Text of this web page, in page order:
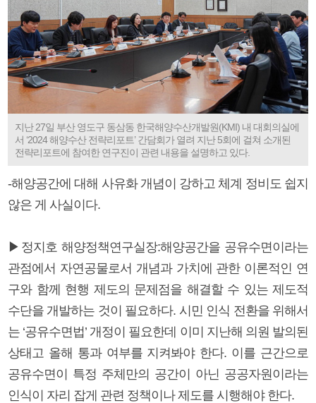
지난 27일 부산 영도구 동삼동 한국해양수산개발원(KMI) 내 대회의실에
서 ‘2024 해양수산 전략리포트’ 간담회가 열려 지난 5회에 걸쳐 소개된
전략리포트에 참여한 연구진이 관련 내용을 설명하고 있다.
-해양공간에 대해 사유화 개념이 강하고 체계 정비도 쉽지
않은 게 사실이다.
▶정지호 해양정책연구실장:해양공간을 공유수면이라는
관점에서 자연공물로서 개념과 가치에 관한 이론적인 연
구와 함께 현행 제도의 문제점을 해결할 수 있는 제도적
수단을 개발하는 것이 필요하다. 시민 인식 전환을 위해서
는 ‘공유수면법’ 개정이 필요한데 이미 지난해 의원 발의된
상태고 올해 통과 여부를 지켜봐야 한다. 이를 근간으로
공유수면이 특정 주체만의 공간이 아닌 공공자원이라는
인식이 자리 잡게 관련 정책이나 제도를 시행해야 한다.